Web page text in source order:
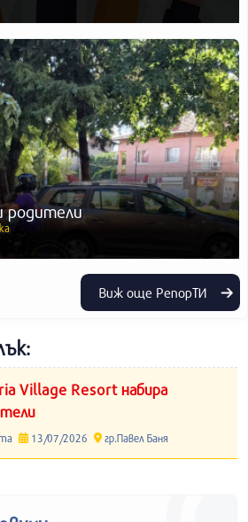
родители
Виж още РепорТИ
Village Resort набира
13/07/2026 гр.Павел Баня